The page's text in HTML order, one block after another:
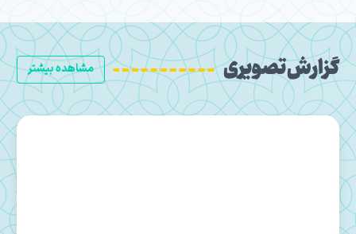
مشاهده بیشتر گزارش تصویری